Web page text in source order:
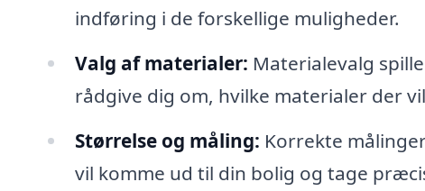
indføring i de forskellige muligheder.
Valg af materialer: Materialevalg
rådgive dig om, hvilke materialer der
Størrelse og måling: Korrekte
vil komme ud til din bolig og tage